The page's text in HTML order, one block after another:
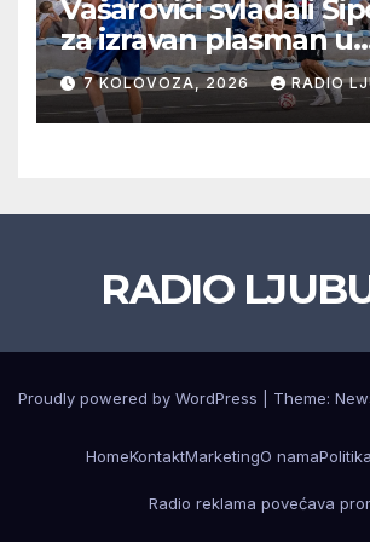
Vašarovići svladali
za izravan plasman u
četvrtfinale, Grab
prolazak dalje,
večeras počinje
7 KOLOVOZA, 2026 RADIO
RADIO
Proudly powered by WordPress Theme:
HomeKontaktMarketingO nama
Radio reklama povećava